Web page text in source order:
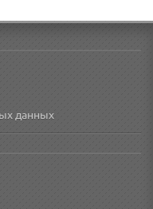
данных